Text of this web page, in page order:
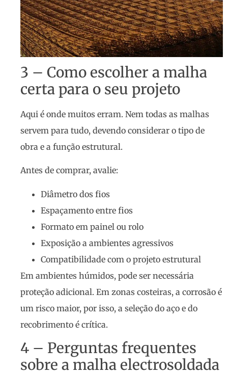
3 – Como escolher a malha
certa para o seu projeto
Aqui é onde muitos erram. Nem todas as malhas
servem para tudo, devendo considerar o tipo de
obra e a função estrutural.
Antes de comprar, avalie:
Diâmetro dos fios
Espaçamento entre fios
Formato em painel ou rolo
Exposição a ambientes agressivos
Compatibilidade com o projeto estrutural
Em ambientes húmidos, pode ser necessária
proteção adicional. Em zonas costeiras, a corrosão é
um risco maior, por isso, a seleção do aço e do
recobrimento é crítica.
4 – Perguntas frequentes
sobre a malha electrosoldada